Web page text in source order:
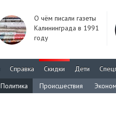
О чём писали газеты
Калининграда в 1991
году
Справка Скидки Дети
Политика Происшествия